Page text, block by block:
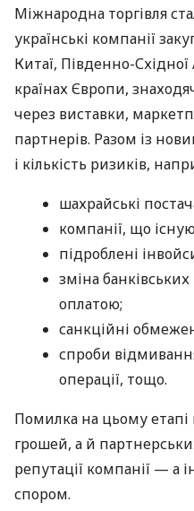
Міжнародна торгівля
українські компанії
Китаї, Південно-Східної
країнах Європи,
через виставки,
партнерів. Разом із
і кількість ризиків,
шахрайські
компанії, що
підроблені
зміна
оплатою;
санкційні
спроби
операції, тощо.
Помилка на цьому
грошей, а й
репутації компанії — а
спором.